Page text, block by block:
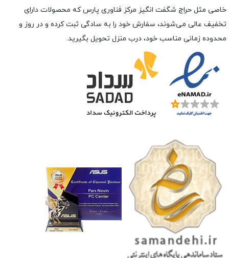
خاصی مثل حراج شگفت انگیز مرکز فناوری پارس که محصولات دارای
تخفیف عالی می‌شوند، سفارش خود را به سادگی ثبت کرده و در روز و
محدوده زمانی مناسب خود، درب منزل تحویل بگیرید.